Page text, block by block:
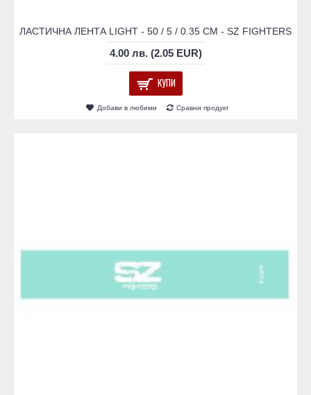
ЛАСТИЧНА ЛЕНТА LIGHT - 50 / 5 / 0.35 СМ - SZ FIGHTERS
4.00 лв. (2.05 EUR)
КУПИ
Добави в любими Сравни продукт